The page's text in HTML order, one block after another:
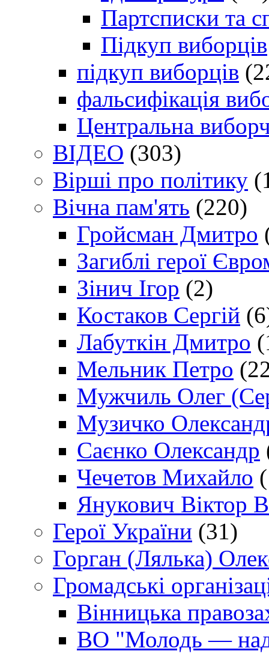
Партсписки та
Підкуп виборців
підкуп виборців
фальсифікація
Центральна
ВІДЕО (303)
Вірші про політику
Вічна пам'ять (220)
Гройсман Дмитро
Загиблі герої
Зінич Ігор (2)
Костаков Сергій
Лабуткін Дмитро
Мельник Петро
Мужчиль Олег
Музичко
Саєнко Олександр
Чечетов Михайло
Янукович Віктор
Герої України (31)
Горган (Лялька)
Громадські
Вінницька
ВО "Молодь —